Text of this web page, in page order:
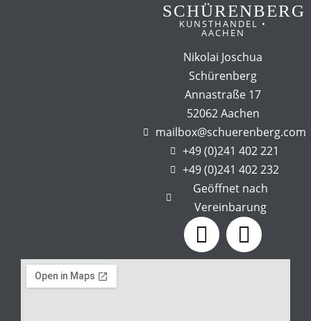
SCHÜRENBERG
KUNSTHANDEL •
AACHEN
Nikolai Joschua
Schürenberg
Annastraße 17
52062 Aachen
mailbox@schuerenberg.com
+49 (0)241 402 221
+49 (0)241 402 232
Geöffnet nach
Vereinbarung